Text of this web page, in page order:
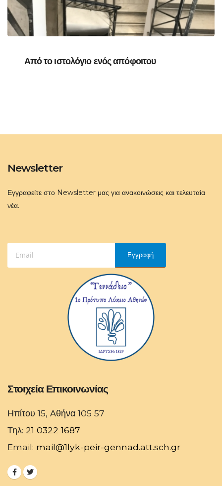
Από το ιστολόγιο ενός απόφοιτου
Newsletter
Εγγραφείτε στο Newsletter μας για ανακοινώσεις και τελευταία
νέα.
Εγγραφή
Στοιχεία Επικοινωνίας
Ηπίτου 15, Αθήνα 105 57
Τηλ: 21 0322 1687
Email: mail@1lyk-peir-gennad.att.sch.gr